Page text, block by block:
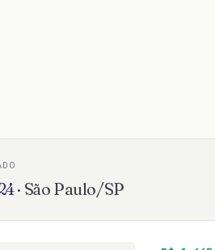
· São Paulo/SP